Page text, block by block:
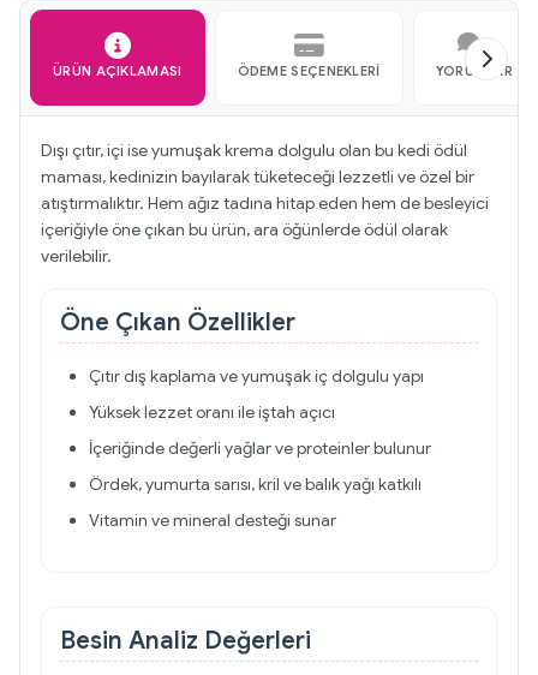
ÜRÜN AÇIKLAMASI ÖDEME SEÇENEKLERI YORUMLAR
Dışı çıtır, içi ise yumuşak krema dolgulu olan bu kedi ödül
maması, kedinizin bayılarak tüketeceği lezzetli ve özel bir
atıştırmalıktır. Hem ağız tadına hitap eden hem de besleyici
içeriğiyle öne çıkan bu ürün, ara öğünlerde ödül olarak
verilebilir.
Öne Çıkan Özellikler
Çıtır dış kaplama ve yumuşak iç dolgulu yapı
Yüksek lezzet oranı ile iştah açıcı
İçeriğinde değerli yağlar ve proteinler bulunur
Ördek, yumurta sarısı, kril ve balık yağı katkılı
Vitamin ve mineral desteği sunar
Besin Analiz Değerleri